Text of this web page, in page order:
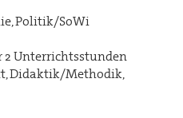
Politik/SoWi
2 Unterrichtsstunden
Didaktik/Methodik,